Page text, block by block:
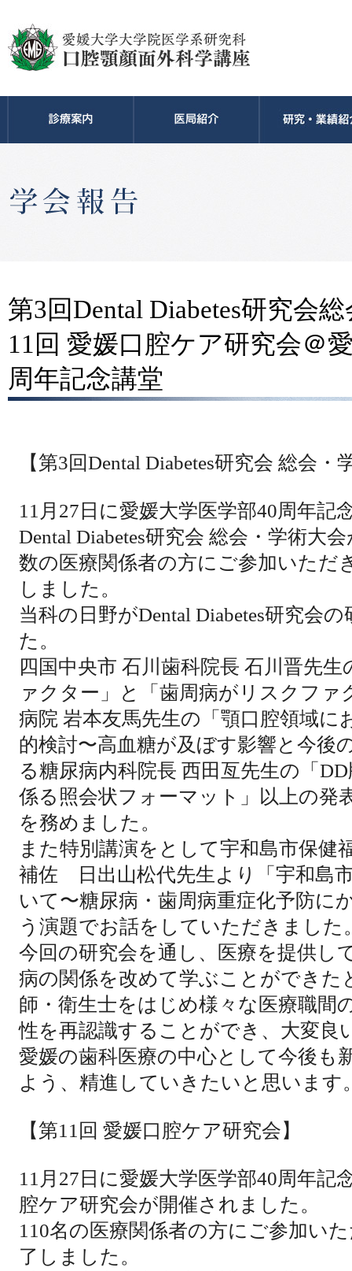
第3回Dental Diabetes研究会
11回 愛媛口腔ケア研究会＠
周年記念講堂
【第3 回Dental Diabetes研究会 総会・
11 月 27 日に愛媛大学医学部40周年記
Dental Diabetes研究会 総会・学術大
数の医療関係者の方にご参加いただ
しました。
当科の日野がDental Diabetes研究会の
た。
四国中央市 石川歯科院長 石川晋先
ァクター」と「歯周病がリスクファ
病院 岩本友馬先生の「顎口腔領域に
的検討〜高血糖が及ぼす影響と今後
る糖尿病内科院長 西田亙先生の「DD
係る照会状フォーマット」以上の発
を務めました。
また特別講演をとして宇和島市保
補佐 日出山松代先生より「宇和島
いて〜糖尿病・歯周病重症化予防に
う演題でお話をしていただきました
今回の研究会を通し、医療を提供し
病の関係を改めて学ぶことができた
師・衛生士をはじめ様々な医療職間
性を再認識することができ、大変良
愛媛の歯科医療の中心として今後も
よう、精進していきたいと思います
【第11 回 愛媛口腔ケア研究会】
11 月 27 日に愛媛大学医学部40周年記
腔ケア研究会が開催されました。
110名の医療関係者の方にご参加い
了しました。